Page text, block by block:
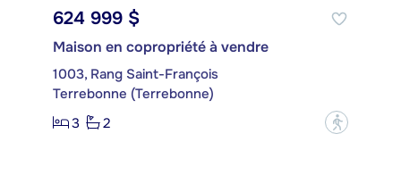
624 999 $
Maison en copropriété à vendre
1003, Rang Saint-François
Terrebonne (Terrebonne)
3
2 ?